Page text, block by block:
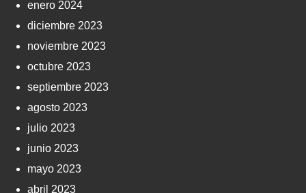
enero 2024
diciembre 2023
noviembre 2023
octubre 2023
septiembre 2023
agosto 2023
julio 2023
junio 2023
mayo 2023
abril 2023